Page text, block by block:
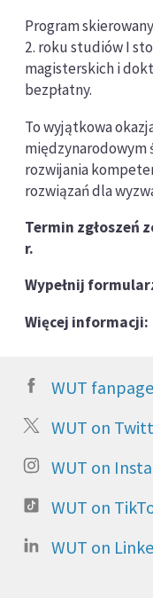
Program
2. roku studiów I
magisterskich i
bezpłatny.
To wyjątkowa
międzynarodowym
rozwijania
rozwiązań dla
Termin zgłoszeń
r.
Wypełnij
Więcej informacji:
WUT
WUT on
WUT on
WUT on
WUT on